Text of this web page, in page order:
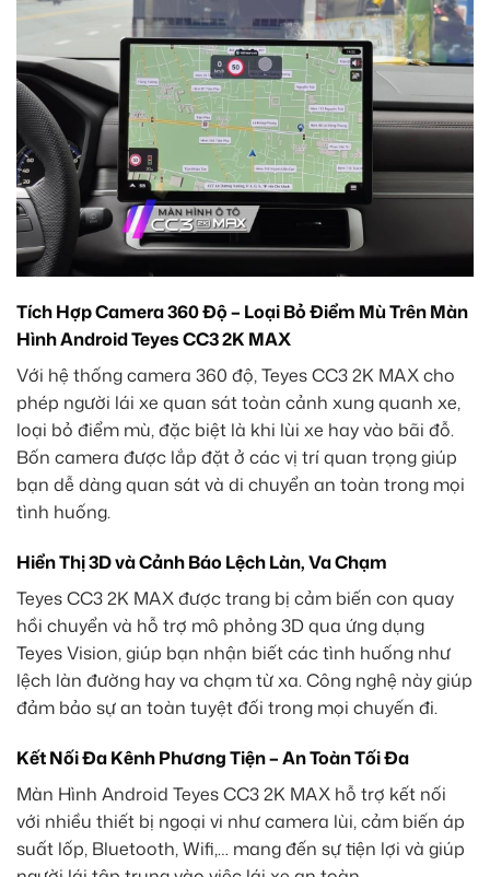
Tích Hợp Camera 360 Độ – Loại Bỏ Điểm Mù Trên Màn
Hình Android Teyes CC3 2K MAX
Với hệ thống camera 360 độ, Teyes CC3 2K MAX cho
phép người lái xe quan sát toàn cảnh xung quanh xe,
loại bỏ điểm mù, đặc biệt là khi lùi xe hay vào bãi đỗ.
Bốn camera được lắp đặt ở các vị trí quan trọng giúp
bạn dễ dàng quan sát và di chuyển an toàn trong mọi
tình huống.
Hiển Thị 3D và Cảnh Báo Lệch Làn, Va Chạm
Teyes CC3 2K MAX được trang bị cảm biến con quay
hồi chuyển và hỗ trợ mô phỏng 3D qua ứng dụng
Teyes Vision, giúp bạn nhận biết các tình huống như
lệch làn đường hay va chạm từ xa. Công nghệ này giúp
đảm bảo sự an toàn tuyệt đối trong mọi chuyến đi.
Kết Nối Đa Kênh Phương Tiện – An Toàn Tối Đa
Màn Hình Android Teyes CC3 2K MAX hỗ trợ kết nối
với nhiều thiết bị ngoại vi như camera lùi, cảm biến áp
suất lốp, Bluetooth, Wifi,… mang đến sự tiện lợi và giúp